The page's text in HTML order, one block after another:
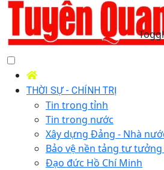
THỜI SỰ - CHÍNH TRỊ
Tin trong tỉnh
Tin trong nước
Xây dựng Đảng - Nhà
Bảo vệ nền tảng tư
Đạo đức Hồ Chí Minh